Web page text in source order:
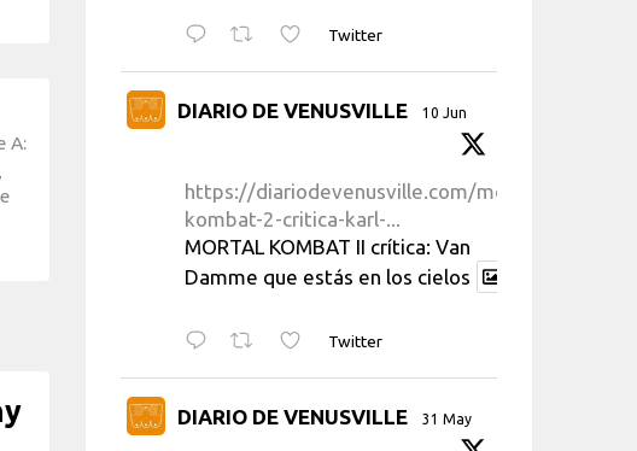
A:
,
Twitter
DIARIO DE VENUSVILLE 10 Jun
https://diariodevenusville.com/mortal-
kombat-2-critica-karl-...
MORTAL KOMBAT II crítica: Van
Damme que estás en los cielos
Twitter
DIARIO DE VENUSVILLE 31 May